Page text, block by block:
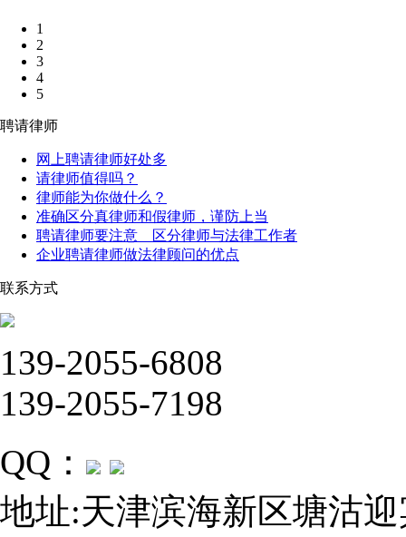
1
2
3
4
5
聘请律师
网上聘请律师好处多
请律师值得吗？
律师能为你做什么？
准确区分真律师和假律师，谨防上当
聘请律师要注意 区分律师与法律工作者
企业聘请律师做法律顾问的优点
联系方式
139-2055-6808
139-2055-7198
QQ：
地址:天津滨海新区塘沽